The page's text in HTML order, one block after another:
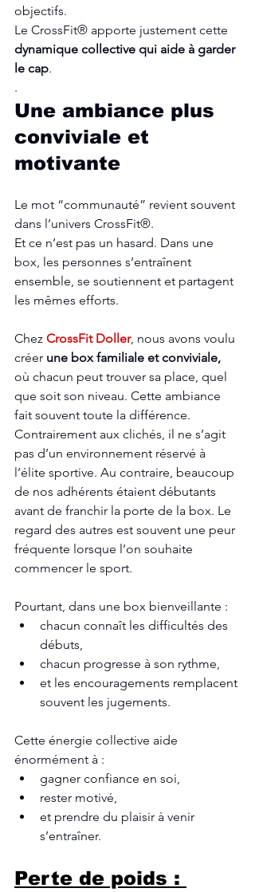
objectifs.
Le CrossFit® apporte justement cette
dynamique collective qui aide à garder
le cap.
.
Une ambiance plus
conviviale et
motivante
Le mot “communauté” revient souvent
dans l’univers CrossFit®.
Et ce n’est pas un hasard. Dans une
box, les personnes s’entraînent
ensemble, se soutiennent et partagent
les mêmes efforts.
Chez CrossFit Doller, nous avons voulu
créer une box familiale et conviviale,
où chacun peut trouver sa place, quel
que soit son niveau. Cette ambiance
fait souvent toute la différence.
Contrairement aux clichés, il ne s’agit
pas d’un environnement réservé à
l’élite sportive. Au contraire, beaucoup
de nos adhérents étaient débutants
avant de franchir la porte de la box. Le
regard des autres est souvent une peur
fréquente lorsque l’on souhaite
commencer le sport.
Pourtant, dans une box bienveillante :
chacun connaît les difficultés des
débuts,
chacun progresse à son rythme,
et les encouragements remplacent
souvent les jugements.
Cette énergie collective aide
énormément à :
gagner confiance en soi,
rester motivé,
et prendre du plaisir à venir
s’entraîner.
Perte de poids :